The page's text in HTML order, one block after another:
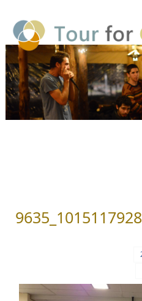
227715_10151179280622651_9635